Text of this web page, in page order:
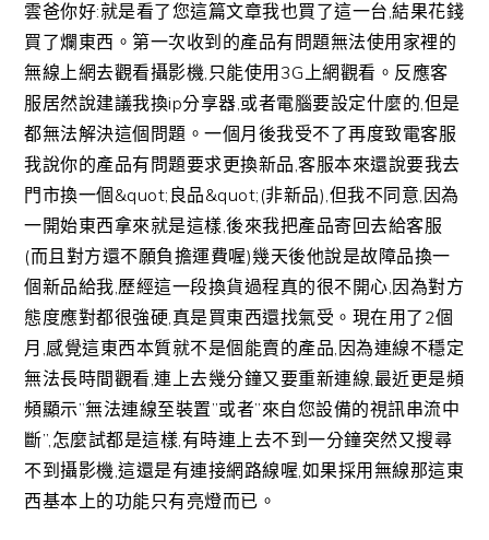
雲爸你好:就是看了您這篇文章我也買了這一台,結果花錢
買了爛東西。第一次收到的產品有問題無法使用家裡的
無線上網去觀看攝影機,只能使用3G上網觀看。反應客
服居然說建議我換ip分享器,或者電腦要設定什麼的,但是
都無法解決這個問題。一個月後我受不了再度致電客服
我說你的產品有問題要求更換新品,客服本來還說要我去
門市換一個&quot;良品&quot;(非新品),但我不同意,因為
一開始東西拿來就是這樣,後來我把產品寄回去給客服
(而且對方還不願負擔運費喔)幾天後他說是故障品換一
個新品給我,歷經這一段換貨過程真的很不開心,因為對方
態度應對都很強硬,真是買東西還找氣受。現在用了2個
月,感覺這東西本質就不是個能賣的產品,因為連線不穩定
無法長時間觀看,連上去幾分鐘又要重新連線,最近更是頻
頻顯示”無法連線至裝置”或者”來自您設備的視訊串流中
斷”,怎麼試都是這樣,有時連上去不到一分鐘突然又搜尋
不到攝影機,這還是有連接網路線喔,如果採用無線那這東
西基本上的功能只有亮燈而已。